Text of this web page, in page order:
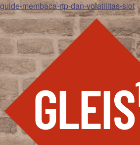
guide-membaca-rtp-dan-volatilitas-slot